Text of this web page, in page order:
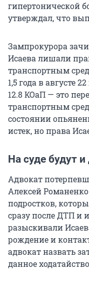
гипертонической
утверждал, что
Зампрокурора
Исаева лишали
транспортным
1,5 года в августе
12.8 КОаП — это
транспортным
состоянии
истек, но права
На суде будут и
Адвокат
Алексей
подростков,
сразу после ДТП и
разыскивали
рождение и
адвокат назвать
данное